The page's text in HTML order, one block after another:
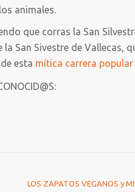
animales.
que corras la San
San Sivestre de Vallecas,
esta mítica carrera popular
LOS ZAPATOS VEGANOS y